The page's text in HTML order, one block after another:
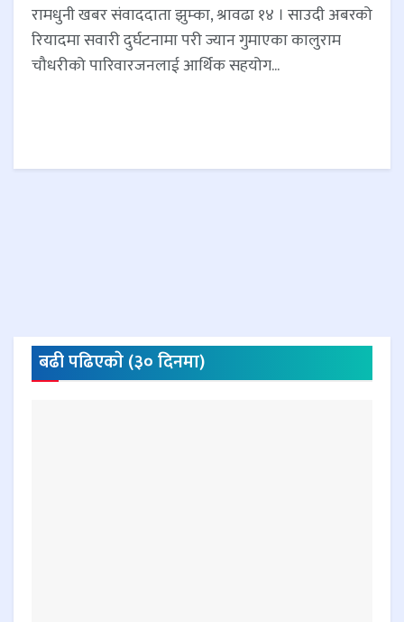
रामधुनी खबर संवाददाता झुम्का, श्रावढा १४ । साउदी अबरको
रियादमा सवारी दुर्घटनामा परी ज्यान गुमाएका कालुराम
चौधरीको पारिवारजनलाई आर्थिक सहयोग...
बढी पढिएकाे (३० दिनमा)